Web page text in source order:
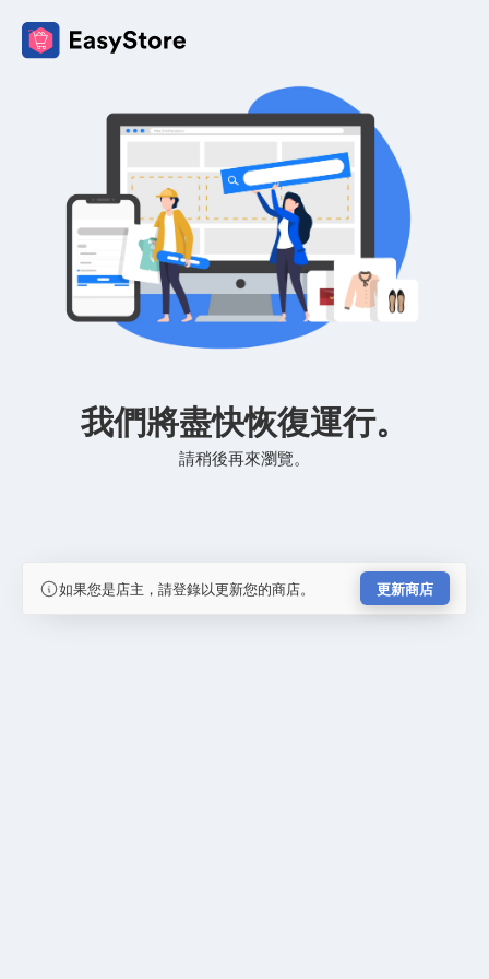
我們將盡快恢復運行。
請稍後再來瀏覽。
如果您是店主，請登錄以更新您的商店。 更新商店